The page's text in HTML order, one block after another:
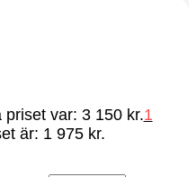
priset var: 3 150 kr.1
är: 1 975 kr.